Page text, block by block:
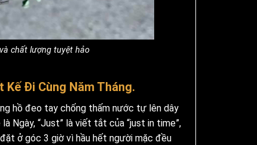
chất lượng tuyệt hảo
Kế Đi Cùng Năm Tháng.
hồ đeo tay chống thấm nước tự lên dây
Ngày, “Just” là viết tắt của “just in time”,
ở góc 3 giờ vì hầu hết người mặc đều